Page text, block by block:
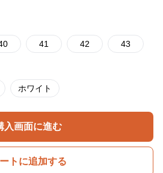
41 42 43
ホワイト
入画面に進む
トに追加する